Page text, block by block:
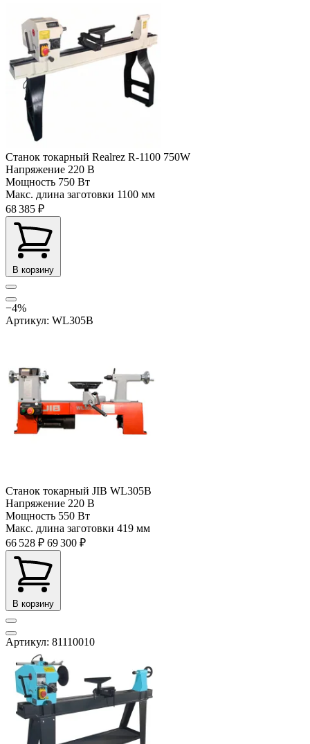
Станок токарный Realrez R-1100 750W
Напряжение 220 В
Мощность 750 Вт
Макс. длина заготовки 1100 мм
68 385 ₽
В корзину
−4%
Артикул: WL305B
Станок токарный JIB WL305B
Напряжение 220 В
Мощность 550 Вт
Макс. длина заготовки 419 мм
66 528 ₽ 69 300 ₽
В корзину
Артикул: 81110010